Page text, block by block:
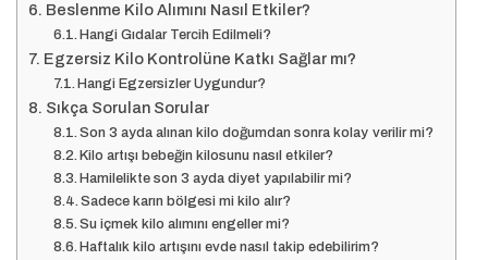
Beslenme Kilo Alımını Nasıl Etkiler?
Hangi Gıdalar Tercih Edilmeli?
Egzersiz Kilo Kontrolüne Katkı Sağlar mı?
Hangi Egzersizler Uygundur?
Sıkça Sorulan Sorular
Son 3 ayda alınan kilo doğumdan sonra kolay verilir mi?
Kilo artışı bebeğin kilosunu nasıl etkiler?
Hamilelikte son 3 ayda diyet yapılabilir mi?
Sadece karın bölgesi mi kilo alır?
Su içmek kilo alımını engeller mi?
Haftalık kilo artışını evde nasıl takip edebilirim?